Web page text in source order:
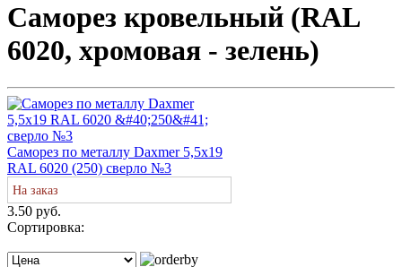
Саморез кровельный (RAL
6020, хромовая - зелень)
Саморез по металлу Daxmer 5,5х19
RAL 6020 (250) сверло №3
На заказ
3.50 руб.
Сортировка: